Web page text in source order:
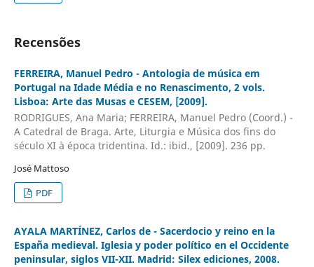
Recensões
FERREIRA, Manuel Pedro - Antologia de música em
Portugal na Idade Média e no Renascimento, 2 vols.
Lisboa: Arte das Musas e CESEM, [2009].
RODRIGUES, Ana Maria; FERREIRA, Manuel Pedro (Coord.) -
A Catedral de Braga. Arte, Liturgia e Música dos fins do
século XI à época tridentina. Id.: ibid., [2009]. 236 pp.
José Mattoso
PDF
AYALA MARTÍNEZ, Carlos de - Sacerdocio y reino en la
España medieval. Iglesia y poder político en el Occidente
peninsular, siglos VII-XII. Madrid: Silex ediciones, 2008.